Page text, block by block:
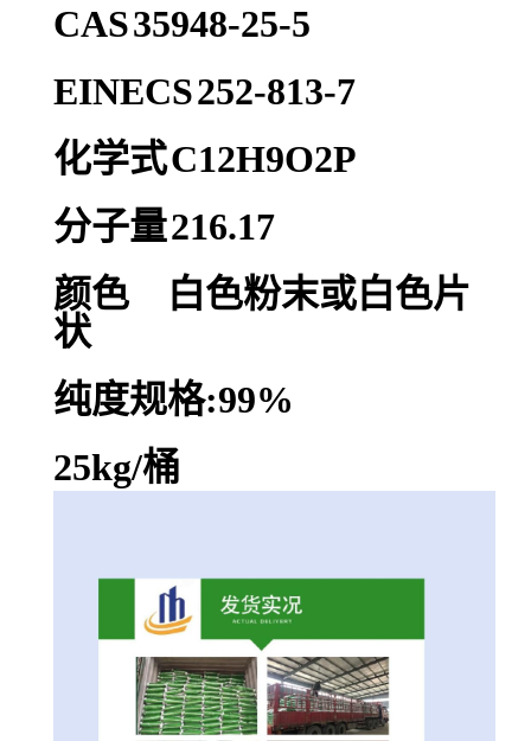
CAS35948-25-5
EINECS252-813-7
化学式C12H9O2P
分子量216.17
颜色 白色粉末或白色片
状
纯度规格:99%
25kg/桶